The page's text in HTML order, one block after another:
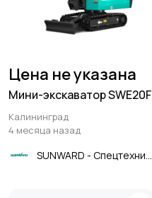
Цена не указана
Мини-экскаватор SWE20F
Калининград
4 месяца назад